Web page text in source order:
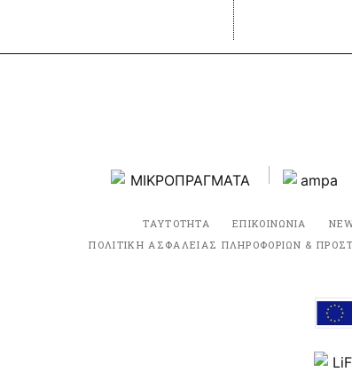
ΤΑΥΤΟΤΗΤΑ ΕΠΙΚΟΙΝΩΝΙΑ
ΠΟΛΙΤΙΚΗ ΑΣΦΑΛΕΙΑΣ ΠΛΗΡΟΦΟΡΙΩΝ &